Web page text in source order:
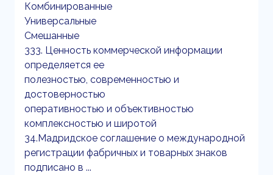
Комбинированные
Универсальные
Смешанные
333. Ценность коммерческой информации
определяется ее
полезностью, современностью и
достоверностью
оперативностью и объективностью
комплексностью и широтой
34.Мадридское соглашение о международной
регистрации фабричных и товарных знаков
подписано в ...